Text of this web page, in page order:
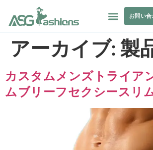
お問い
アーカイブ:製
カスタムメンズトライア
ムブリーフセクシースリ